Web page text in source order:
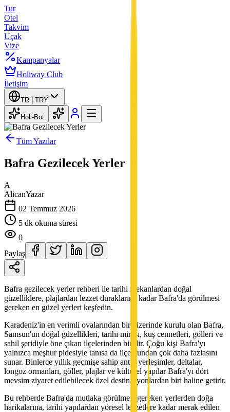
Tur
Otel
Takvim
Uçak
Vize
Kampanyalar
Holiway Club
İletişim
TR | TRY
Holi-Bot
Tüm Yazılar
Bafra Gezilecek Yerler
A
AlicanYazar
02 Temmuz 2026
5 dk okuma süresi
0
Paylaş
Bafra gezilecek yerler rehberi ile tarihi mekanlardan doğal
güzelliklere, plajlardan lezzet duraklarına kadar Bafra'da görülmesi
gereken en güzel yerleri keşfedin.
Karadeniz'in en verimli ovalarından biri üzerinde kurulu olan Bafra,
Samsun'un doğal güzellikleri, tarihi mirası, kuş cennetleri, gölleri ve
sahil şeridiyle öne çıkan ilçelerinden biridir. Çoğu kişi Bafra'yı
yalnızca meşhur pidesiyle tanısa da ilçe bundan çok daha fazlasını
sunar. Binlerce yıllık geçmişe sahip antik yerleşimler, deltalar,
longoz ormanları, göller, plajlar ve kültürel yapılar Bafra'yı dört
mevsim ziyaret edilebilecek özel destinasyonlardan biri haline getirir.
Bu rehberde Bafra'da mutlaka görülmesi gereken yerlerden doğa
harikalarına, tarihi yapılardan yöresel lezzetlere kadar merak edilen